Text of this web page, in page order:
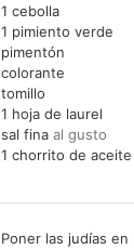
1 cebolla
1 pimiento verde
pimentón
colorante
tomillo
1 hoja de laurel
sal fina al gusto
1 chorrito de
Poner las judías